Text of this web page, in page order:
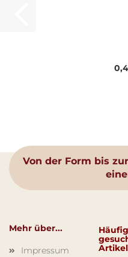
Von der Form bis
Mehr über...
Impressum
Häufig